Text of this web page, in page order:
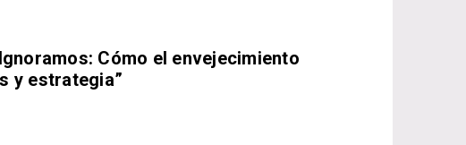
Cómo el envejecimiento
y estrategia”